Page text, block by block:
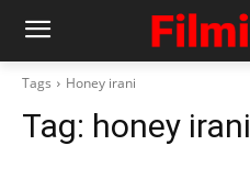
Tags Honey irani
Tag: honey irani